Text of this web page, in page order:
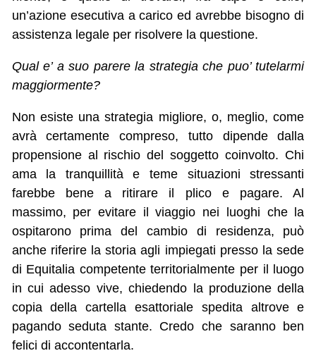
un’azione esecutiva a carico ed avrebbe bisogno di
assistenza legale per risolvere la questione.
Qual e’ a suo parere la strategia che puo’ tutelarmi
maggiormente?
Non esiste una strategia migliore, o, meglio, come
avrà certamente compreso, tutto dipende dalla
propensione al rischio del soggetto coinvolto. Chi
ama la tranquillità e teme situazioni stressanti
farebbe bene a ritirare il plico e pagare. Al
massimo, per evitare il viaggio nei luoghi che la
ospitarono prima del cambio di residenza, può
anche riferire la storia agli impiegati presso la sede
di Equitalia competente territorialmente per il luogo
in cui adesso vive, chiedendo la produzione della
copia della cartella esattoriale spedita altrove e
pagando seduta stante. Credo che saranno ben
felici di accontentarla.